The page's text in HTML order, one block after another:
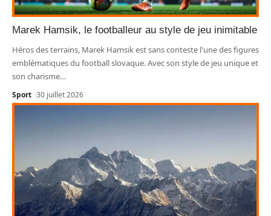
Marek Hamsik, le footballeur au style de jeu inimitable
Héros des terrains, Marek Hamsik est sans conteste l'une des figures
emblématiques du football slovaque. Avec son style de jeu unique et
son charisme…
Sport 30 juillet 2026